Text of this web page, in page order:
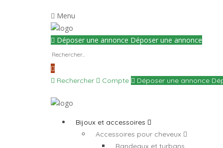
Menu
Déposer une annonce Déposer une annonce
Rechercher Compte Déposer une annonce
Bijoux et accessoires
Accessoires pour cheveux
Bandeaux et turbans